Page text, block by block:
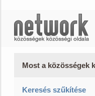
Most a közösségek
Keresés szűkítése